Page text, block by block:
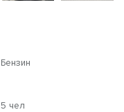
Бензин
5 чел